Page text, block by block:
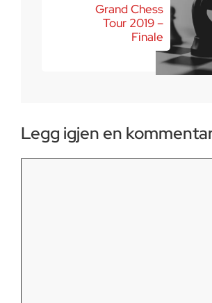
Grand Chess
Tour 2019 –
Finale
Legg igjen en